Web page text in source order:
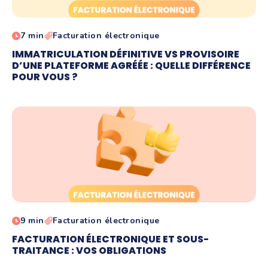
7 min Facturation électronique
IMMATRICULATION DÉFINITIVE VS PROVISOIRE
D’UNE PLATEFORME AGRÉÉE : QUELLE DIFFÉRENCE
POUR VOUS ?
9 min Facturation électronique
FACTURATION ÉLECTRONIQUE ET SOUS-
TRAITANCE : VOS OBLIGATIONS